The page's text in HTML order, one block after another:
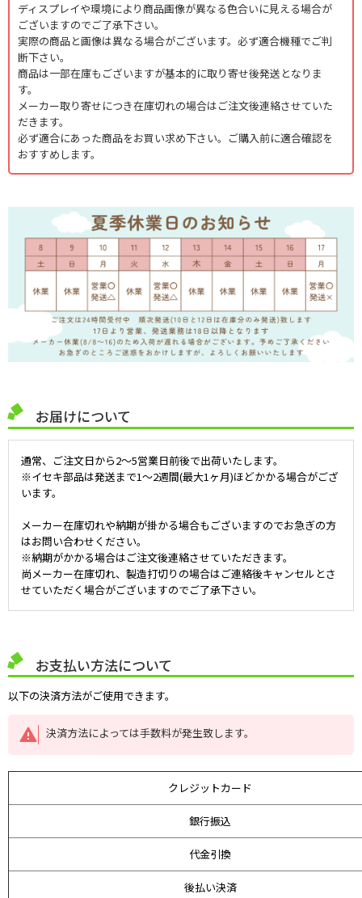
ディスプレイや環境により商品画像が異なる色合いに見える場合が
ございますのでご了承下さい。
実際の商品と画像は異なる場合がございます。必ず適合機種でご判
断下さい。
商品は一部在庫もございますが基本的に取り寄せ後発送となりま
す。
メーカー取り寄せにつき在庫切れの場合はご注文後連絡させていた
だきます。
必ず適合にあった商品をお買い求め下さい。ご購入前に適合確認を
おすすめします。
お届けについて
通常、ご注文日から2～5営業日前後で出荷いたします。
※イセキ部品は発送まで1～2週間(最大1ヶ月)ほどかかる場合がござ
います。
メーカー在庫切れや納期が掛かる場合もございますのでお急ぎの方
はお問い合わせください。
※納期がかかる場合はご注文後連絡させていただきます。
尚メーカー在庫切れ、製造打切りの場合はご連絡後キャンセルとさ
せていただく場合がございますのでご了承下さい。
お支払い方法について
以下の決済方法がご使用できます。
決済方法によっては手数料が発生致します。
クレジットカード
銀行振込
代金引換
後払い決済